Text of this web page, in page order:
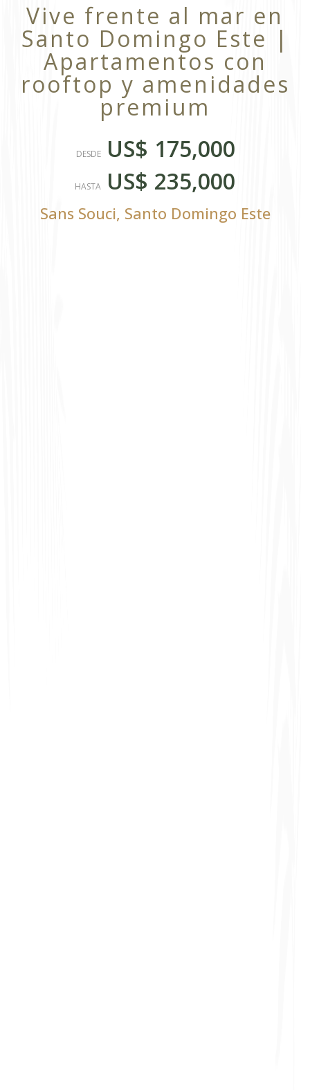
Vive frente al mar en
Santo Domingo Este |
Apartamentos con
rooftop y amenidades
premium
DESDE US$ 175,000
HASTA US$ 235,000
Sans Souci, Santo Domingo Este